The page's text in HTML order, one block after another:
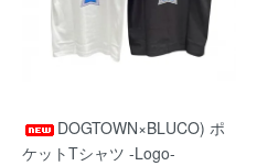
DOGTOWN×BLUCO) ポ
ケットTシャツ -Logo-